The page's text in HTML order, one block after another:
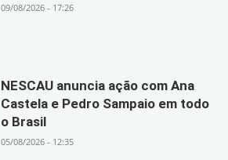
09/08/2026 - 17:26
NESCAU anuncia ação com Ana
Castela e Pedro Sampaio em todo
o Brasil
05/08/2026 - 12:35